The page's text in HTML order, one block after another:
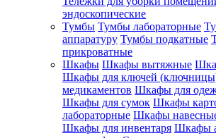
эндоскопические
Тумбы Тумбы лабораторные
аппаратуру Тумбы подкатные
прикроватные
Шкафы Шкафы вытяжные
Шкафы для ключей
медикаментов Шкафы для
Шкафы для сумок Шкафы
лабораторные Шкафы
Шкафы для инвентаря Шкафы